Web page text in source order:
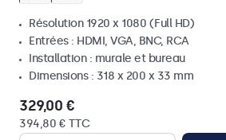
Résolution 1920 x 1080 (Full HD)
Entrées : HDMI, VGA, BNC, RCA
Installation : murale et bureau
Dimensions : 318 x 200 x 33 mm
329,00 €
394,80 € TTC